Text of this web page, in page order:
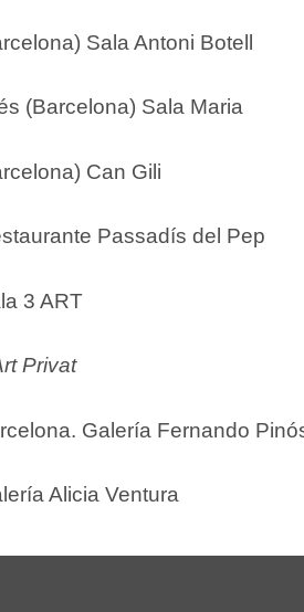
Sala Antoni Botell
(Barcelona) Sala Maria
Can Gili
Passadís del Pep
3 ART
Privat
Galería Fernando
Alicia Ventura